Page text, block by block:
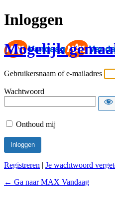
Inloggen
Mogelijk
Gebruikersnaam of e-mailadres
Wachtwoord
Onthoud mij
Registreren | Je wachtwoord
← Ga naar MAX Vandaag